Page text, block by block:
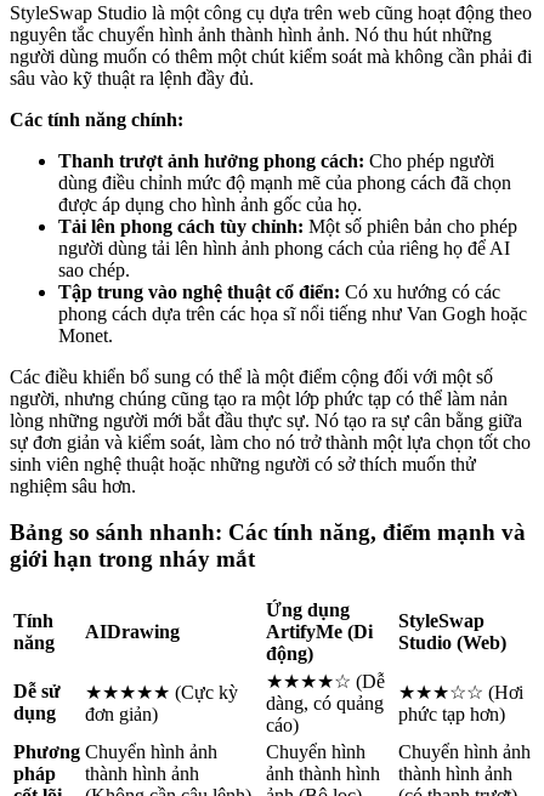
StyleSwap Studio là một công cụ dựa trên web cũng hoạt động theo
nguyên tắc chuyển hình ảnh thành hình ảnh. Nó thu hút những
người dùng muốn có thêm một chút kiểm soát mà không cần phải đi
sâu vào kỹ thuật ra lệnh đầy đủ.
Các tính năng chính:
Thanh trượt ảnh hưởng phong cách: Cho phép người
dùng điều chỉnh mức độ mạnh mẽ của phong cách đã chọn
được áp dụng cho hình ảnh gốc của họ.
Tải lên phong cách tùy chỉnh: Một số phiên bản cho phép
người dùng tải lên hình ảnh phong cách của riêng họ để AI
sao chép.
Tập trung vào nghệ thuật cổ điển: Có xu hướng có các
phong cách dựa trên các họa sĩ nổi tiếng như Van Gogh hoặc
Monet.
Các điều khiển bổ sung có thể là một điểm cộng đối với một số
người, nhưng chúng cũng tạo ra một lớp phức tạp có thể làm nản
lòng những người mới bắt đầu thực sự. Nó tạo ra sự cân bằng giữa
sự đơn giản và kiểm soát, làm cho nó trở thành một lựa chọn tốt cho
sinh viên nghệ thuật hoặc những người có sở thích muốn thử
nghiệm sâu hơn.
Bảng so sánh nhanh: Các tính năng, điểm mạnh và
giới hạn trong nháy mắt
Tính
năng
AIDrawing
Ứng dụng
ArtifyMe (Di
động)
StyleSwap
Studio (Web)
Dễ sử
dụng
★★★★★ (Cực kỳ
đơn giản)
★★★★☆ (Dễ
dàng, có quảng
cáo)
★★★☆☆ (Hơi
phức tạp hơn)
Phương
pháp
Chuyển hình ảnh
thành hình ảnh
Chuyển hình
ảnh thành hình
Chuyển hình ảnh
thành hình ảnh